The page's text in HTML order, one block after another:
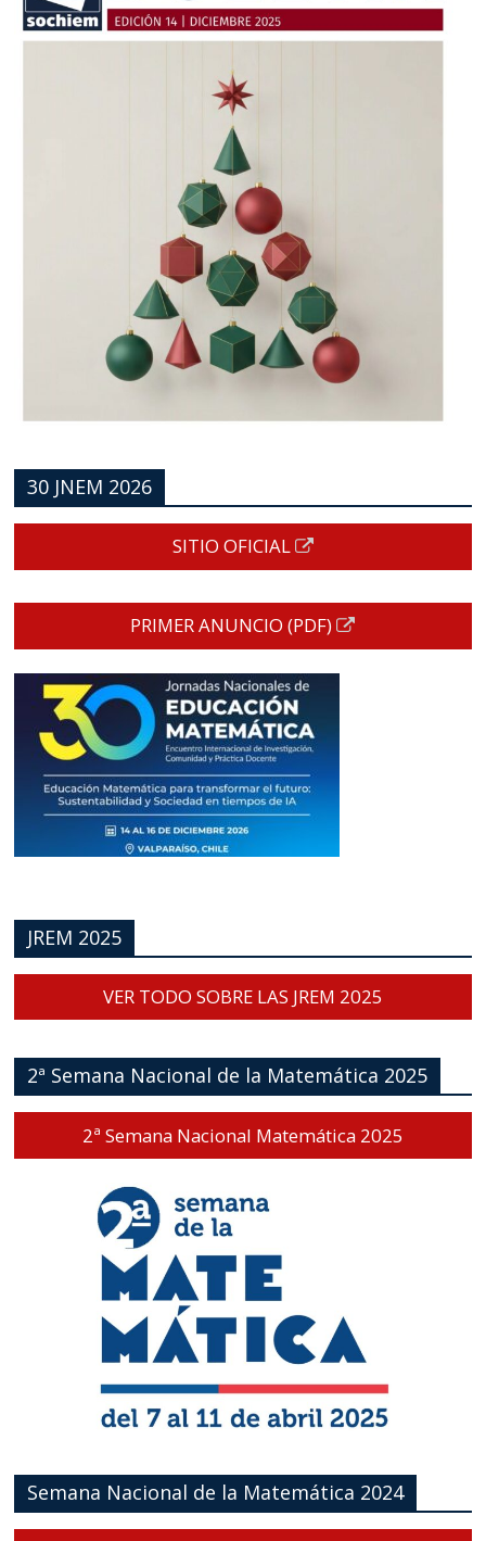
30 JNEM 2026
SITIO OFICIAL
PRIMER ANUNCIO (PDF)
JREM 2025
VER TODO SOBRE LAS JREM 2025
2ª Semana Nacional de la Matemática 2025
2ª Semana Nacional Matemática 2025
Semana Nacional de la Matemática 2024